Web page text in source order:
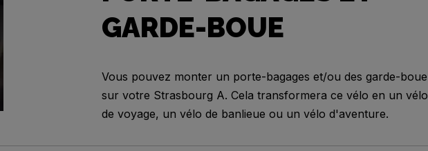
GARDE-BOUE
Vous pouvez monter un porte-bagages et/ou des garde-boue
sur votre Strasbourg A. Cela transformera ce vélo en un vélo
de voyage, un vélo de banlieue ou un vélo d'aventure.